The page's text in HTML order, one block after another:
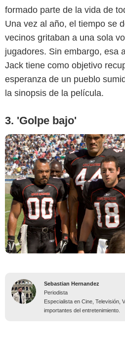
formado parte de la vida de
Una vez al año, el tiempo se
vecinos gritaban a una sola
jugadores. Sin embargo, esa
Jack tiene como objetivo
esperanza de un pueblo
la sinopsis de la película.
3. 'Golpe bajo'
Prime Video
Sebastian Hernandez
Periodista
Especialista en Cine, Televisión,
importantes del entretenimiento.